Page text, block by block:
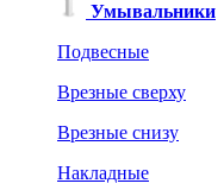
Умывальники
Подвесные
Врезные сверху
Врезные снизу
Накладные